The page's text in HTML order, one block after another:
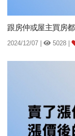
跟房仲或屋主買房
2024/12/07 | 5028 |